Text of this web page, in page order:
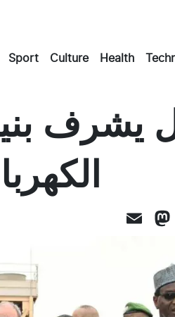
Sport Culture Health
يشرف
Facebook
Mastodon